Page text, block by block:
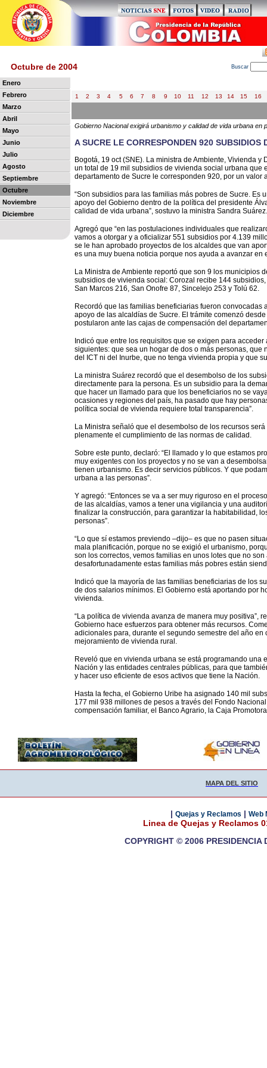
Octubre de 2004 Buscar
Enero
Febrero
Marzo
Abril
Mayo
Junio
Julio
Agosto
Septiembre
Octubre
Noviembre
Diciembre
1 2 3 4 5 6 7 8 9 10 11 12 13 14 15 16
Gobierno Nacional exigirá urbanismo y calidad de vida urbana en
A SUCRE LE CORRESPONDEN 920 SUBSIDIOS
Bogotá, 19 oct (SNE). La ministra de Ambiente, Vivienda
un total de 19 mil subsidios de vivienda social urbana que
departamento de Sucre le corresponden 920, por un valor
“Son subsidios para las familias más pobres de Sucre.
apoyo del Gobierno dentro de la política del presidente
calidad de vida urbana”, sostuvo la ministra Sandra Suárez.
Agregó que “en las postulaciones individuales que
vamos a otorgar y a oficializar 551 subsidios por 4.139
se le han aprobado proyectos de los alcaldes que van
es una muy buena noticia porque nos ayuda a avanzar
La Ministra de Ambiente reportó que son 9 los municipios
subsidios de vivienda social: Corozal recibe 144
San Marcos 216, San Onofre 87, Sincelejo 253 y Tolú 62.
Recordó que las familias beneficiarias fueron
apoyo de las alcaldías de Sucre. El trámite comenzó
postularon ante las cajas de compensación del
Indicó que entre los requisitos que se exigen para
siguientes: que sea un hogar de dos o más personas,
del ICT ni del Inurbe, que no tenga vivienda propia y que
La ministra Suárez recordó que el desembolso de los
directamente para la persona. Es un subsidio para la
que hacer un llamado para que los beneficiarios no se
ocasiones y regiones del país, ha pasado que hay
política social de vivienda requiere total transparencia”.
La Ministra señaló que el desembolso de los recursos
plenamente el cumplimiento de las normas de calidad.
Sobre este punto, declaró: “El llamado y lo que estamos
muy exigentes con los proyectos y no se van a
tienen urbanismo. Es decir servicios públicos. Y que
urbana a las personas”.
Y agregó: “Entonces se va a ser muy riguroso en el
de las alcaldías, vamos a tener una vigilancia y una
finalizar la construcción, para garantizar la habitabilidad,
personas”.
“Lo que sí estamos previendo –dijo– es que no pasen
mala planificación, porque no se exigió el urbanismo,
son los correctos, vemos familias en unos lotes que no
desafortunadamente estas familias más pobres están
Indicó que la mayoría de las familias beneficiarias de los
de dos salarios mínimos. El Gobierno está aportando por
vivienda.
“La política de vivienda avanza de manera muy positiva”,
Gobierno hace esfuerzos para obtener más recursos.
adicionales para, durante el segundo semestre del año
mejoramiento de vivienda rural.
Reveló que en vivienda urbana se está programando
Nación y las entidades centrales públicas, para que
y hacer uso eficiente de esos activos que tiene la Nación.
Hasta la fecha, el Gobierno Uribe ha asignado 140 mil
177 mil 938 millones de pesos a través del Fondo
compensación familiar, el Banco Agrario, la Caja
MAPA DEL SITIO
| Quejas y Reclamos | Web
Linea de Quejas y Reclamos
COPYRIGHT © 2006 PRESIDENCIA